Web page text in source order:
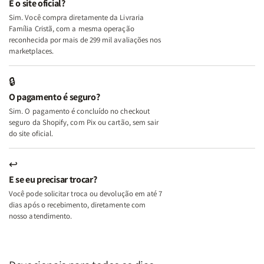
Deus
+
A
Mulher
Lar
+
A
Lar
É o site oficial?
Sim. Você compra diretamente da Livraria
Família Cristã, com a mesma operação
reconhecida por mais de 299 mil avaliações nos
marketplaces.
🔒
O pagamento é seguro?
Sim. O pagamento é concluído no checkout
seguro da Shopify, com Pix ou cartão, sem sair
do site oficial.
↩
E se eu precisar trocar?
Você pode solicitar troca ou devolução em até 7
dias após o recebimento, diretamente com
nosso atendimento.